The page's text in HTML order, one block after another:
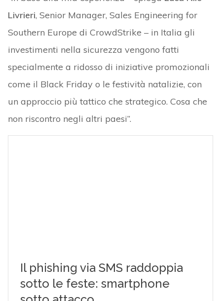
Livrieri, Senior Manager, Sales Engineering for
Southern Europe di CrowdStrike – in Italia gli
investimenti nella sicurezza vengono fatti
specialmente a ridosso di iniziative promozionali
come il Black Friday o le festività natalizie, con
un approccio più tattico che strategico. Cosa che
non riscontro negli altri paesi”.